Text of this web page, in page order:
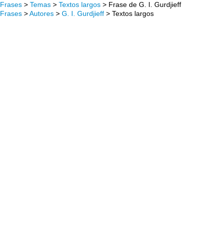
Frases > Temas > Textos largos > Frase de G. I. Gurdjieff
Frases >Autores > G. I. Gurdjieff > Textos largos